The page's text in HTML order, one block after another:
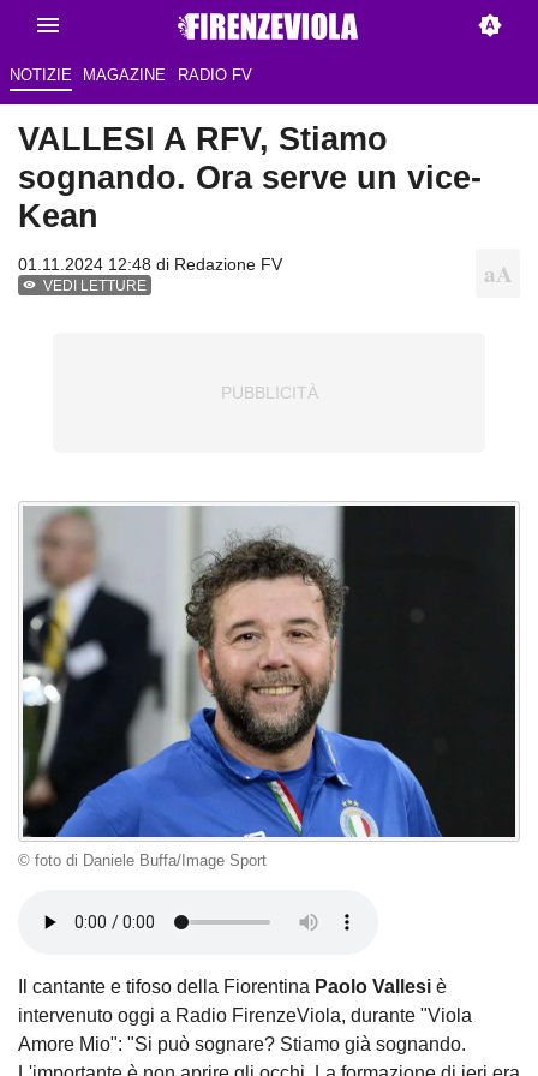
NOTIZIE MAGAZINE RADIO FV
VALLESI A RFV, Stiamo
sognando. Ora serve un vice-
Kean
01.11.2024 12:48 di Redazione FV
VEDI LETTURE
© foto di Daniele Buffa/Image Sport
Il cantante e tifoso della Fiorentina Paolo Vallesi è
intervenuto oggi a Radio FirenzeViola, durante "Viola
Amore Mio": "Si può sognare? Stiamo già sognando.